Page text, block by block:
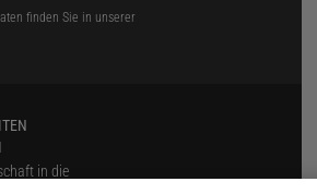
finden Sie in unserer
in die